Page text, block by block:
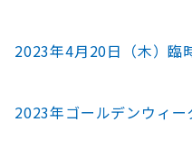
2023年4月20日（木）臨
2023年ゴールデンウィー